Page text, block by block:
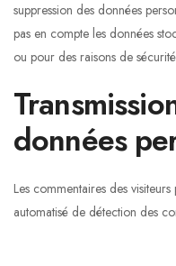
suppression des données
pas en compte les données
ou pour des raisons de
données
Les commentaires des
automatisé de détection des